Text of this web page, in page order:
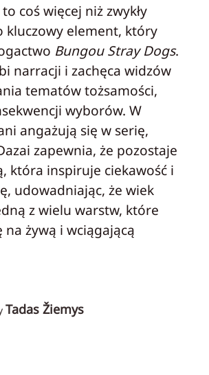
coś więcej niż zwykły
kluczowy element, który
Bungou Stray Dogs.
narracji i zachęca widzów
tematów tożsamości,
wyborów. W
angażują się w serię,
zapewnia, że pozostaje
która inspiruje ciekawość i
udowadniając, że wiek
z wielu warstw, które
na żywą i wciągającą
Tadas Žiemys